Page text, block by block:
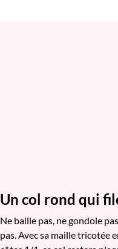
Un col rond qui
Ne baille pas, ne gondole
pas. Avec sa maille tricotée